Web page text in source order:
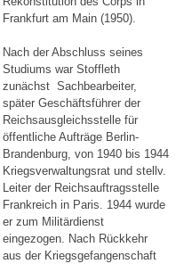
Frankfurt am Main (1950).
Nach der Abschluss seines
Studiums war Stoffleth
zunächst Sachbearbeiter,
später Geschäftsführer der
Reichsausgleichsstelle für
öffentliche Aufträge Berlin-
Brandenburg, von 1940 bis 1944
Kriegsverwaltungsrat und stellv.
Leiter der Reichsauftragsstelle
Frankreich in Paris. 1944 wurde
er zum Militärdienst
eingezogen. Nach Rückkehr
aus der Kriegsgefangenschaft